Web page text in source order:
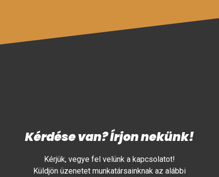
Kérdése van? Írjon nekünk!
Kérjük, vegye fel velünk a kapcsolatot!
Küldjön üzenetet munkatársainknak az alábbi